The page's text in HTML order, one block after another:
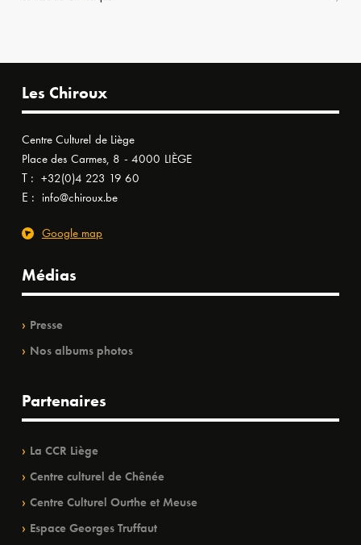
Les Chiroux
Centre Culturel de Liège
Place des Carmes, 8 - 4000 LIÈGE
T : +32(0)4 223 19 60
E : info@chiroux.be
Google map
Médias
Presse
Nos albums photos
Partenaires
La CCR Liège
Centre culturel de Chênée
Centre Culturel Ourthe et Meuse
Espace Georges Truffaut